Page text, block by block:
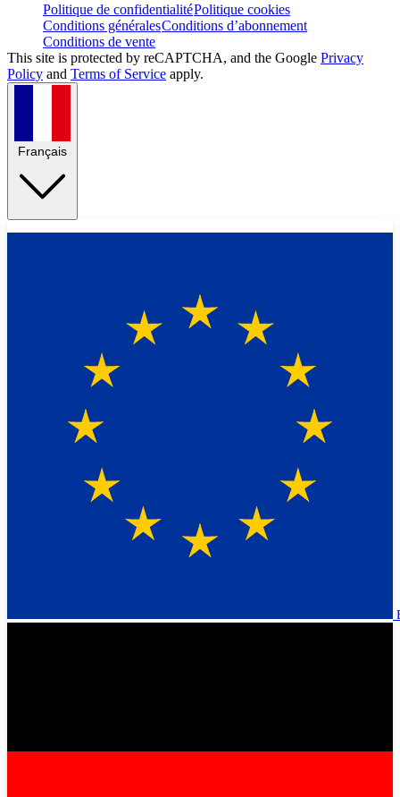
Politique de confidentialitéPolitique cookies
Conditions généralesConditions d’abonnement
Conditions de vente
This site is protected by reCAPTCHA, and the Google Privacy
Policy and Terms of Service apply.
Français